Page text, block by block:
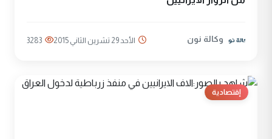
وكالة نون الأحد 29 تشرين الثاني 2015 3283
إقتصادية